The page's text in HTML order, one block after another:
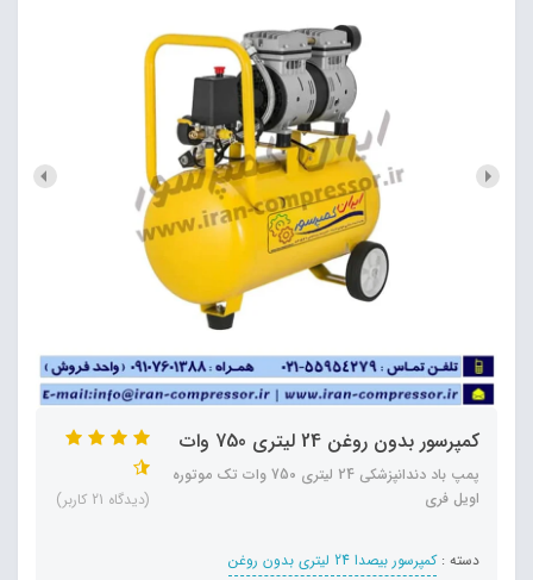
کمپرسور بدون روغن 24 لیتری 750 وات
پمپ باد دندانپزشکی 24 لیتری 750 وات تک موتوره
اویل فری
دسته :کمپرسور بیصدا 24 لیتری بدون روغن
(دیدگاه 21 کاربر)